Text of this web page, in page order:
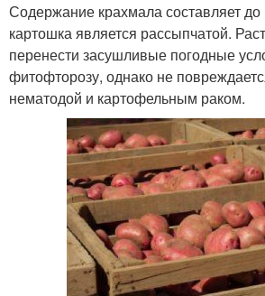
Содержание крахмала составляет до
картошка является рассыпчатой.
перенести засушливые погодные
фитофторозу, однако не
нематодой и картофельным раком.